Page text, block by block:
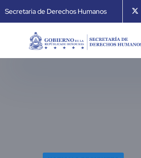
Secretaria de Derechos Humanos